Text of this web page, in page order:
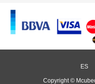
ES
Copyright ©